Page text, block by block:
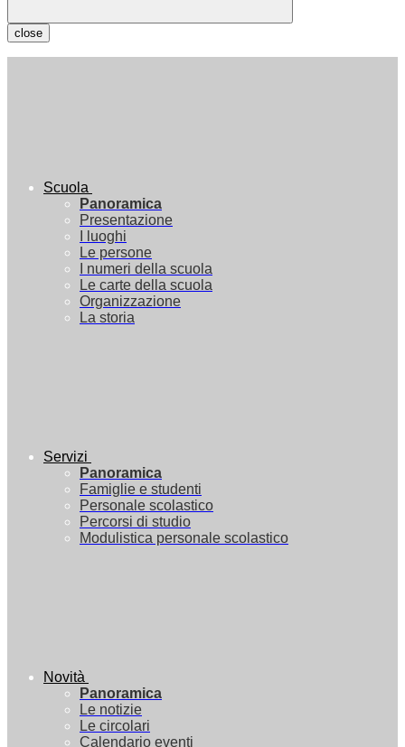
close
Scuola
Panoramica
Presentazione
I luoghi
Le persone
I numeri della scuola
Le carte della scuola
Organizzazione
La storia
Servizi
Panoramica
Famiglie e studenti
Personale scolastico
Percorsi di studio
Modulistica personale scolastico
Novità
Panoramica
Le notizie
Le circolari
Calendario eventi